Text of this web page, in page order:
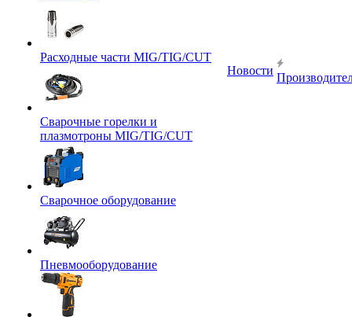
Расходные части MIG/TIG/CUT
Сварочные горелки и
плазмотроны MIG/TIG/CUT
Сварочное оборудование
Пневмооборудование
Новости